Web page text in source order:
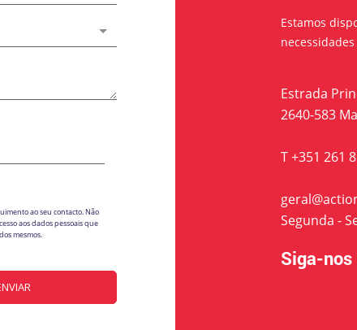
ao seu contacto. Não
aos dados pessoais que
mesmos.
Estamos
Estrada
2640-583
T +351 261
Segunda -
Siga-nos